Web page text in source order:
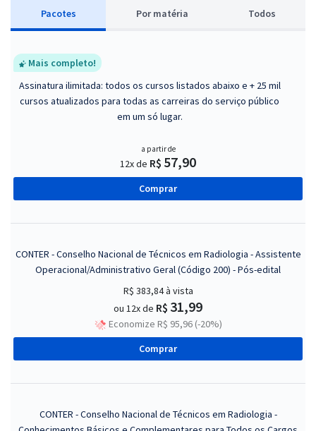
Pacotes Por matéria Todos
Mais completo!
Assinatura ilimitada: todos os cursos listados abaixo e + 25 mil
cursos atualizados para todas as carreiras do serviço público
em um só lugar.
a partir de
12x de R$ 57,90
Comprar
CONTER - Conselho Nacional de Técnicos em Radiologia - Assistente
Operacional/Administrativo Geral (Código 200) - Pós-edital
R$ 383,84à vista
ou 12x de R$ 31,99
Economize R$ 95,96 (-20%)
Comprar
CONTER - Conselho Nacional de Técnicos em Radiologia -